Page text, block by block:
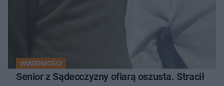
WIADOMOŚCI
Senior z Sądecczyzny ofiarą oszusta. Stracił